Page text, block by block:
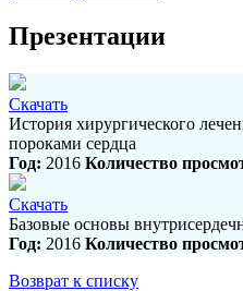
Презентации
Скачать
История хирургического
пороками сердца
Год: 2016 Количество
Скачать
Базовые основы
Год: 2016 Количество
Возврат к списку